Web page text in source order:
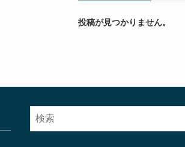
投稿が見つかりません。